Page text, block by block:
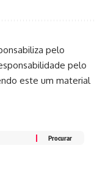
pelo
pelo
este um material